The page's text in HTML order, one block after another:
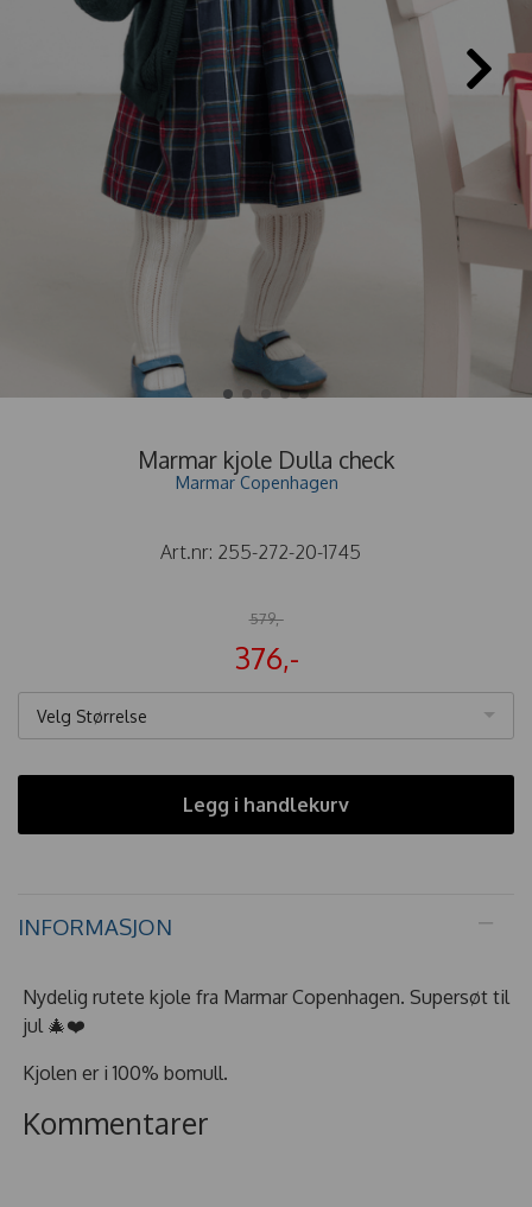
Marmar kjole Dulla check
Marmar Copenhagen
Art.nr: 255-272-20-1745
579,-
376,-
Velg Størrelse
Legg i handlekurv
INFORMASJON
Nydelig rutete kjole fra Marmar Copenhagen. Supersøt til
jul 🎄❤️
Kjolen er i 100% bomull.
Kommentarer